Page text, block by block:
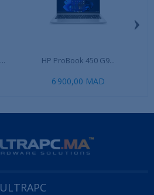
HP ProBook 450 G9...
6 900,00 MAD
›
ULTRAPC